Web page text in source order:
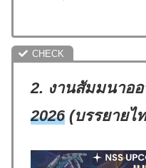
2. งานสัมมนาอ
2026(บรรยายไ